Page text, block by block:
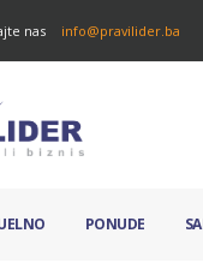
nas info@pravilider.ba
PONUDE